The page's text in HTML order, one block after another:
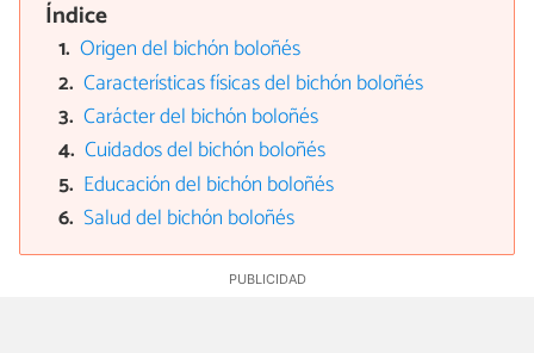
Índice
Origen del bichón boloñés
Características físicas del bichón boloñés
Carácter del bichón boloñés
Cuidados del bichón boloñés
Educación del bichón boloñés
Salud del bichón boloñés